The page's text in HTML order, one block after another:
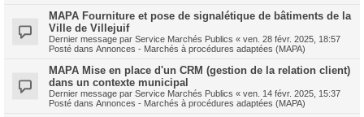
MAPA Fourniture et pose de signalétique de bâtiments de la
Ville de Villejuif
Dernier message par Service Marchés Publics « ven. 28 févr. 2025, 18:57
Posté dans Annonces - Marchés à procédures adaptées (MAPA)
MAPA Mise en place d'un CRM (gestion de la relation client)
dans un contexte municipal
Dernier message par Service Marchés Publics « ven. 14 févr. 2025, 15:37
Posté dans Annonces - Marchés à procédures adaptées (MAPA)